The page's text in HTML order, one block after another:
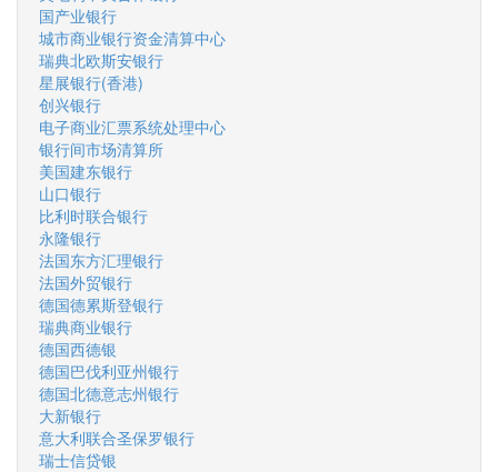
国产业银行
城市商业银行资金清算中心
瑞典北欧斯安银行
星展银行(香港)
创兴银行
电子商业汇票系统处理中心
银行间市场清算所
美国建东银行
山口银行
比利时联合银行
永隆银行
法国东方汇理银行
法国外贸银行
德国德累斯登银行
瑞典商业银行
德国西德银
德国巴伐利亚州银行
德国北德意志州银行
大新银行
意大利联合圣保罗银行
瑞士信贷银